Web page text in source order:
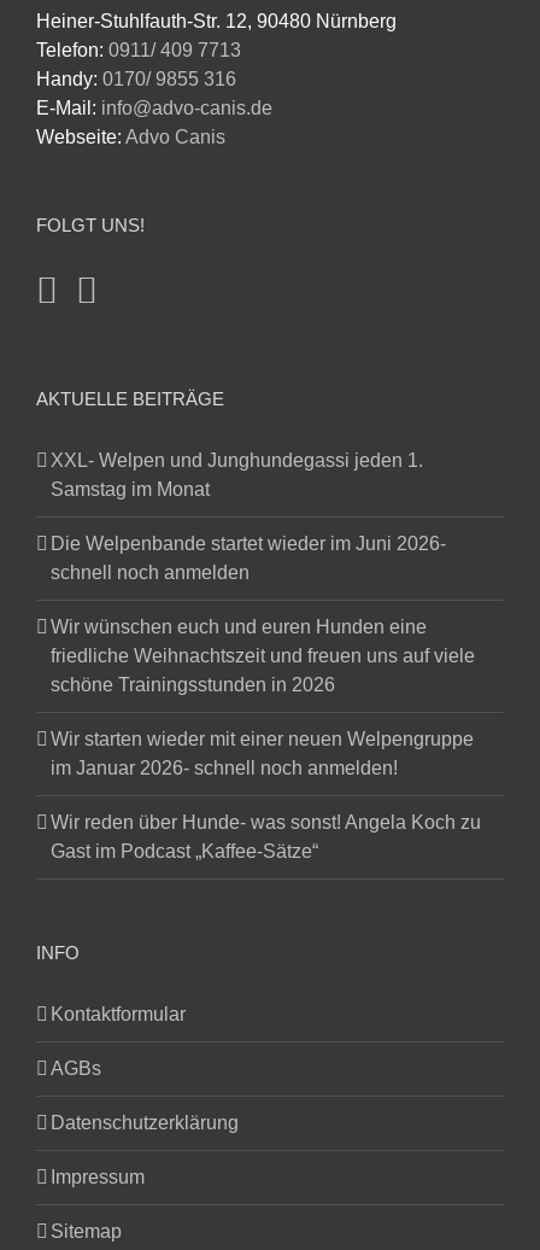
Heiner-Stuhlfauth-Str. 12, 90480 Nürnberg
Telefon: 0911/ 409 7713
Handy: 0170/ 9855 316
E-Mail: info@advo-canis.de
Webseite: Advo Canis
FOLGT UNS!
AKTUELLE BEITRÄGE
XXL- Welpen und Junghundegassi jeden 1.
Samstag im Monat
Die Welpenbande startet wieder im Juni 2026-
schnell noch anmelden
Wir wünschen euch und euren Hunden eine
friedliche Weihnachtszeit und freuen uns auf viele
schöne Trainingsstunden in 2026
Wir starten wieder mit einer neuen Welpengruppe
im Januar 2026- schnell noch anmelden!
Wir reden über Hunde- was sonst! Angela Koch zu
Gast im Podcast „Kaffee-Sätze“
INFO
Kontaktformular
AGBs
Datenschutzerklärung
Impressum
Sitemap